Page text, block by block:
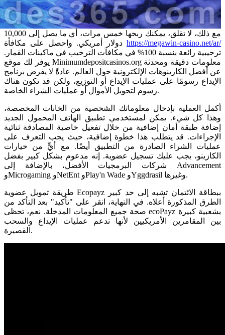
مع ذلك، لا تقلق، يمكنك ربحها خمس مرات، أي ما يصل إلى 10,000
https://megawin-casino.net/ar/
ترحيبية رائعة بنسبة 100% في مكافآت الترحيب في ماكينات القمار.
يوفر لك موقع Minimumdepositcasinos.org معلومات دقيقة ومحدثة
عن أفضل الكازينوهات الإلكترونية حول العالم. عادةً لا يفرض برنامج
الإيداع رسومًا على عمليات الإيداع أو التوزيع، ولكن قد تكون هناك
رسوم لتحويل الأموال أو عمليات الشراء الخاصة.
أكمل العملية بإدخال معلوماتك الشخصية من الخانات المخصصة،
وهذا كل شيء. يمكن لمستخدمي تطبيق الهاتف المحمول الجديد
إضافة طبقة أمان إضافية من خلال تفعيل خاصية المصادقة ثنائية
الإجراءات. قد يتطلب هذا خطوة إضافية، حيث يجب التعرف على
عمليات الشراء الصادرة من التطبيق أيضًا. مع أيٍّ من خيارات
الكازينو، يجب عليك تسجيل عضوية. إنه مدعوم بشكل كبير بفضل
شركات البرمجيات الأفضل، بالإضافة إلى Advancement
وMicrogaming وNetEnt وPlay'n Wade وYggdrasil وغيرها.
طريقة تمويل عضوية Ecopayz ببطاقة الائتمان تشبه إلى حد كبير
الطرق المذكورة أعلاه. في النهاية، انقر على "تأكيد" بعد التأكد من
صحة جميع المعلومات المدخلة. نعم، تحظى ecoPayz بشعبية كبيرة
بين المقامرين الأمريكيين لأنها تدعم عمليات الإيداع والسحب
القصيرة.